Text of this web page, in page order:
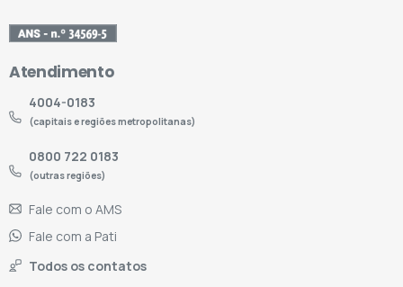
Atendimento
4004-0183
(capitais e regiões metropolitanas)
0800 722 0183
(outras regiões)
Fale com o AMS
Fale com a Pati
Todos os contatos